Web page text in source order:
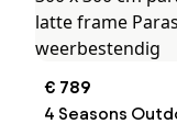
€ 789
4 Seasons